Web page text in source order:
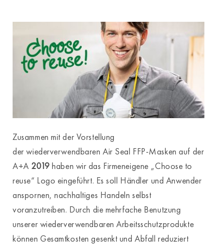
Zusammen mit der Vorstellung
der wiederverwendbaren Air Seal FFP-Masken auf der
A+A 2019 haben wir das Firmeneigene „Choose to
reuse“ Logo eingeführt. Es soll Händler und Anwender
anspornen, nachhaltiges Handeln selbst
voranzutreiben. Durch die mehrfache Benutzung
unserer wiederverwendbaren Arbeitsschutzprodukte
können Gesamtkosten gesenkt und Abfall reduziert